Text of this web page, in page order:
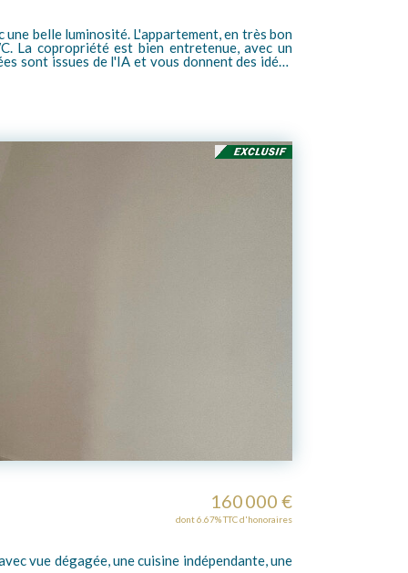
160 000 €
dont 6.67% TTC d'honoraires
vue dégagée, une cuisine indépendante, une